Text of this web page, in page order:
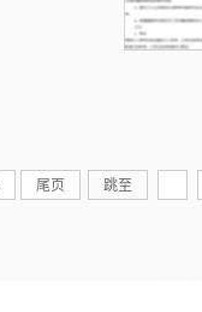
尾页 跳至